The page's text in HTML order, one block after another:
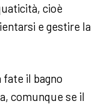
cioè
e gestire la
fate il bagno
comunque se il